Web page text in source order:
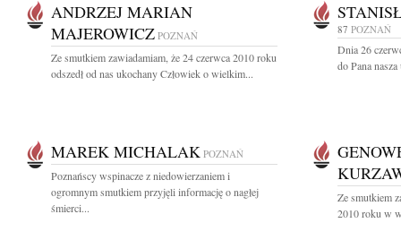
ANDRZEJ MARIAN
MAJEROWICZ POZNAŃ
Ze smutkiem zawiadamiam, że 24 czerwca 2010 roku
odszedł od nas ukochany Człowiek o wielkim...
87 POZNAŃ
Dnia 26
do Pana
MAREK MICHALAK POZNAŃ
Poznańscy wspinacze z niedowierzaniem i
ogromnym smutkiem przyjęli informację o nagłej
śmierci...
Ze smutkiem
2010 roku w